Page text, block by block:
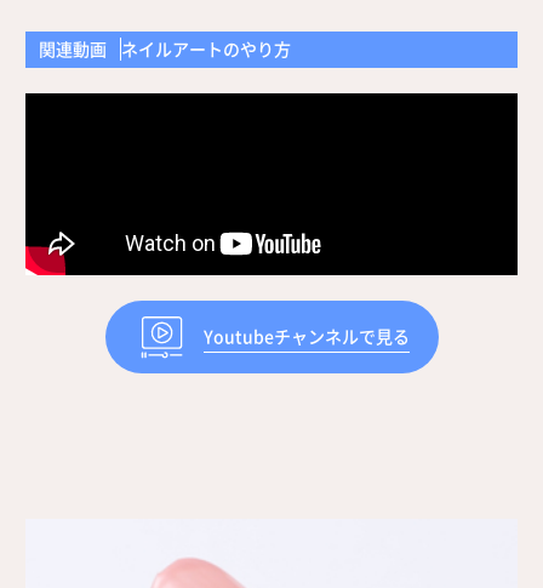
関連動画 ネイルアートのやり方
Youtubeチャンネルで見る